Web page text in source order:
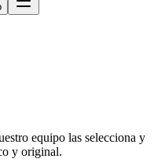
equipo las selecciona y
y original.